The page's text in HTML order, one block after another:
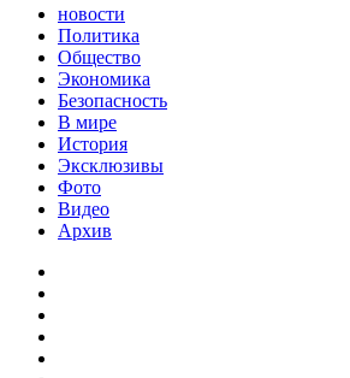
новости
Политика
Общество
Экономика
Безопасность
В мире
История
Эксклюзивы
Фото
Видео
Архив